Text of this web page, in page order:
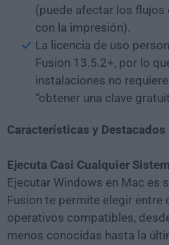
(puede afectar los
con la impresión).
La licencia de uso
Fusion 13.5.2+, por lo
instalaciones no
“obtener una clave
Características y Destacados
Ejecuta Casi Cualquier
Ejecutar Windows en Mac es
Fusion te permite elegir entre
operativos compatibles,
menos conocidas hasta la